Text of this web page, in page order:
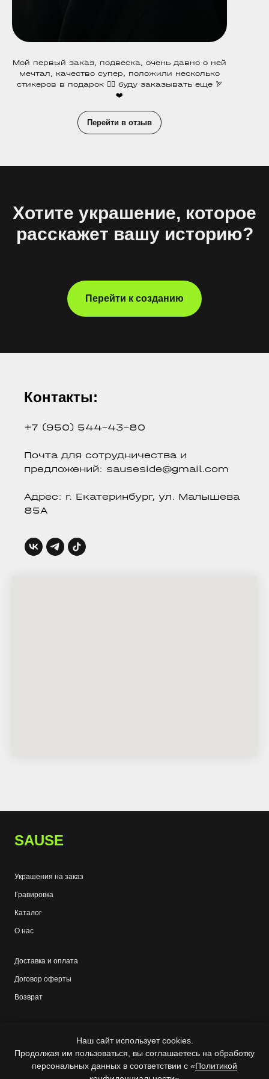
Наш сайт использует cookies.
Продолжая им пользоваться, вы соглашаетесь на обработку
персональных данных в соответствии с «Политикой
Мой первый заказ, подвеска, очень давно о ней
мечтал, качество супер, положили несколько
стикеров в подарок ❤️‍🔥 буду заказывать еще 🏹
❤️
Перейти в отзыв
Хотите украшение, которое
расскажет вашу историю?
Перейти к созданию
Контакты:
+7 (950) 544-43-80
Почта для сотрудничества и
предложений: sauseside@gmail.com
Адрес: г. Екатеринбург, ул. Малышева
85А
SAUSE
О нас
Гравировка
Доставка и оплата
Политика конфиденциальности
Пользовательское соглашение
Договор оферты
Возврат
Каталог
Украшения на заказ